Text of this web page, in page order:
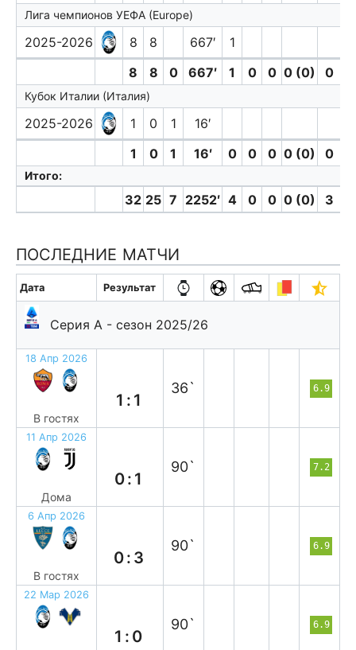
Лига чемпионов УЕФА (Europe)
2025-2026 8 8 667′
1
8
8 0 667′ 1 0 0 0 (0) 0
Кубок Италии (Италия)
2025-2026 1 0 1
16′
1
0 1 16′ 0 0 0 0 (0) 0
Итого:
32 25 7 2252′ 4 0 0 0 (0) 3
ПОСЛЕДНИЕ МАТЧИ
Дата Результат
Серия А - сезон 2025/26
18 Апр 2026
В гостях
1:1
36` 6.9
11 Апр 2026
Дома
0:1
90` 7.2
6 Апр 2026
В гостях
0:3
90` 6.9
22 Мар 2026
1:0
90` 6.9